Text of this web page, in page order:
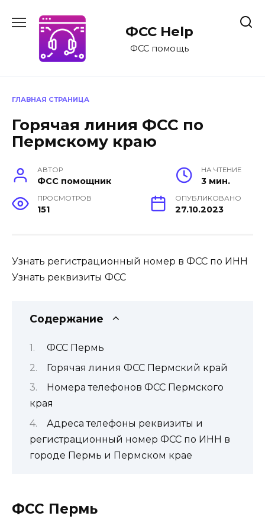
содержанию
ФСС Help
ФСС помощь
ГЛАВНАЯ СТРАНИЦА
Горячая линия ФСС по
Пермскому краю
АВТОР
ФСС помощник
НА ЧТЕНИЕ
3 мин.
ПРОСМОТРОВ
151
ОПУБЛИКОВАНО
27.10.2023
Узнать регистрационный номер в ФСС по ИНН
Узнать реквизиты ФСС
Содержание
ФСС Пермь
Горячая линия ФСС Пермский край
Номера телефонов ФСС Пермского
края
Адреса телефоны реквизиты и
регистрационный номер ФСС по ИНН в
городе Пермь и Пермском крае
ФСС Пермь